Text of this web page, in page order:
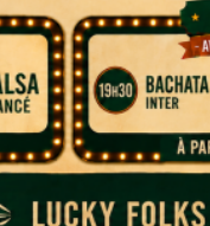
événement